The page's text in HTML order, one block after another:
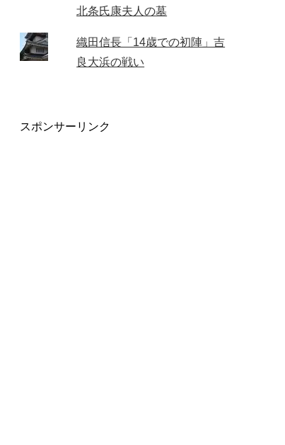
北条氏康夫人の墓
織田信長「14歳での初陣」吉
良大浜の戦い
スポンサーリンク